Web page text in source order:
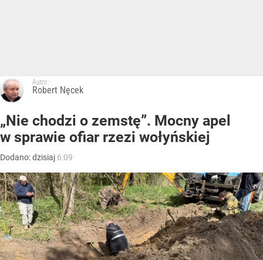
Autor:
Robert Nęcek
„Nie chodzi o zemstę”. Mocny apel
w sprawie ofiar rzezi wołyńskiej
Dodano:dzisiaj 6:09